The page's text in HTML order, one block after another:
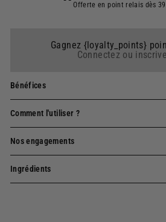
Offerte en point relais dès
Gagnez {loyalty_points}
Connectez ou
Bénéfices
Comment l'utiliser ?
Nos engagements
Ingrédients